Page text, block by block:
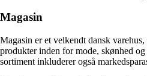
Magasin
Magasin er et velkendt dansk
produkter inden for mode, skønhed
sortiment inkluderer også